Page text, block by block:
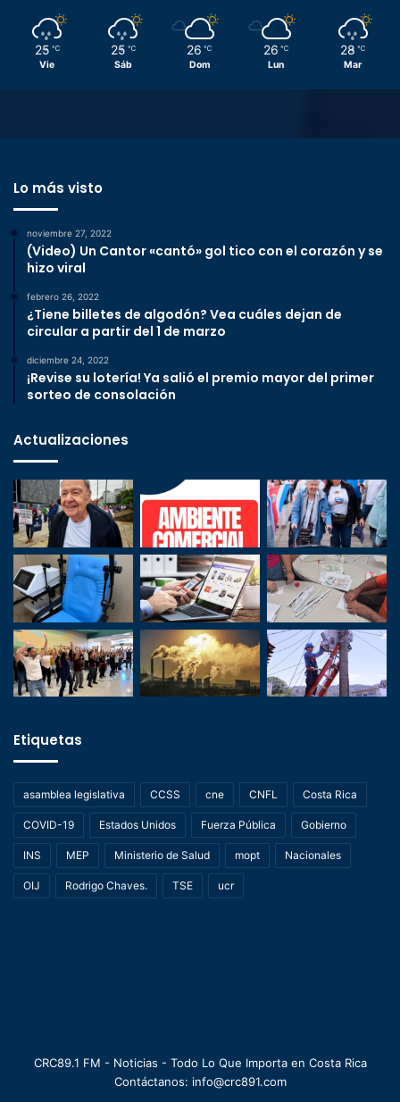
25 ℃
Vie
25 ℃
Sáb
26 ℃
Dom
26 ℃
Lun
28 ℃
Mar
Lo más visto
noviembre 27, 2022
(Video) Un Cantor «cantó» gol tico con el corazón y se
hizo viral
febrero 26, 2022
¿Tiene billetes de algodón? Vea cuáles dejan de
circular a partir del 1 de marzo
diciembre 24, 2022
¡Revise su lotería! Ya salió el premio mayor del primer
sorteo de consolación
Actualizaciones
Etiquetas
asamblea legislativa CCSS cne CNFL Costa Rica
COVID-19 Estados Unidos Fuerza Pública Gobierno
INS MEP Ministerio de Salud mopt Nacionales
OIJ Rodrigo Chaves. TSE ucr
CRC89.1 FM - Noticias - Todo Lo Que Importa en Costa Rica
Contáctanos: info@crc891.com